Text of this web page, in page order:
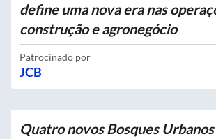
define uma nova era nas
construção e agronegócio
Patrocinado por
JCB
Quatro novos Bosques